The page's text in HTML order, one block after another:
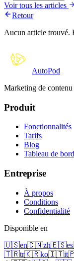
Voir tous les articles
Retour
Aucun article trouvé.
AutoPod
Marketing de
Produit
Fonctionnalités
Tarifs
Blog
Tableau de bord
Entreprise
À propos
Conditions
Confidentialité
Disponible en
🇺🇸en🇨🇳zh🇪🇸es
🇹🇷tr🇰🇷ko🇮🇹it